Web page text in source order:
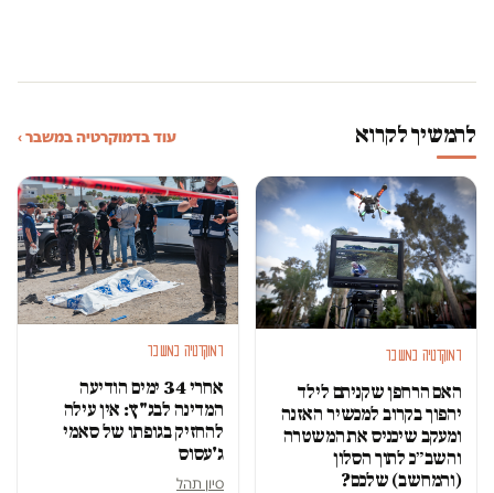
להמשיך לקרוא עוד בדמוקרטיה במשבר ›
דמוקרטיה במשבר
האם הרחפן שקניתם לילד
יהפוך בקרוב למכשיר האזנה
ומעקב שיכניס את המשטרה
והשב״כ לתוך הסלון
(והמחשב) שלכם?
דמוקרטיה במשבר
אחרי 34 ימים הודיעה
המדינה לבג"ץ: אין עילה
להחזיק בגופתו של סאמי
ג'עסוס
סיון תהל